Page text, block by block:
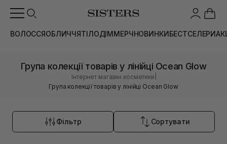
ВОЛОССЯОБЛИЧЧЯТІЛОДІММЕРЧНОВИНКИБЕСТСЕЛЕРИ
Група колекції товарів у лінійці Ocean Glow
Інтернет магазин косметики
Група колекції товарів у лінійці Ocean Glow
Фільтр Сортувати